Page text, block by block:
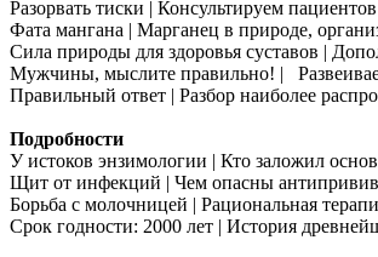
Разорвать тиски | Консультируем
Фата мангана | Марганец в природе,
Сила природы для здоровья суставов |
Мужчины, мыслите правильно! |
Правильный ответ | Разбор наиболее
Подробности
У истоков энзимологии | Кто заложил
Щит от инфекций | Чем опасны
Борьба с молочницей | Рациональная
Срок годности: 2000 лет | История